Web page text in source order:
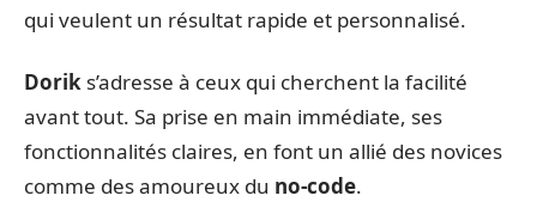
qui veulent un résultat rapide et personnalisé.
Dorik s’adresse à ceux qui cherchent la facilité
avant tout. Sa prise en main immédiate, ses
fonctionnalités claires, en font un allié des novices
comme des amoureux du no-code.